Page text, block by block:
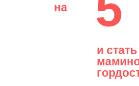
на
и стать